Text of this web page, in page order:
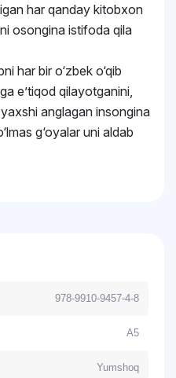
har qanday kitobxon
osongina istifoda qila
har bir o‘zbek o‘qib
eʼtiqod qilayotganini,
anglagan insongina
g‘oyalar uni aldab
978-9910-9457-4-8
A5
Yumshoq